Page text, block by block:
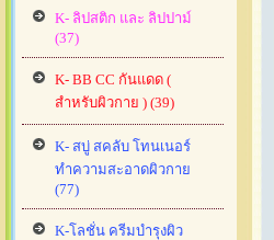
K- ลิปสติก และ ลิปปาม์
(37)
K- BB CC กันแดด (
สำหรับผิวกาย ) (39)
K- สบู่ สคลับ โทนเนอร์
ทำความสะอาดผิวกาย
(77)
K-โลชั่น ครีมบำรุงผิว